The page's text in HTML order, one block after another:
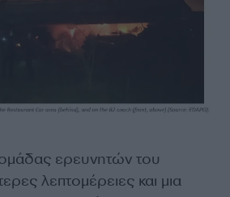
ερευνητών του
λεπτομέρειες και μια